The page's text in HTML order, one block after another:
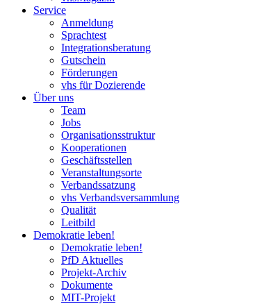
Service
Anmeldung
Sprachtest
Integrationsberatung
Gutschein
Förderungen
vhs für Dozierende
Über uns
Team
Jobs
Organisationsstruktur
Kooperationen
Geschäftsstellen
Veranstaltungsorte
Verbandssatzung
vhs Verbandsversammlung
Qualität
Leitbild
Demokratie leben!
Demokratie leben!
PfD Aktuelles
Projekt-Archiv
Dokumente
MIT-Projekt